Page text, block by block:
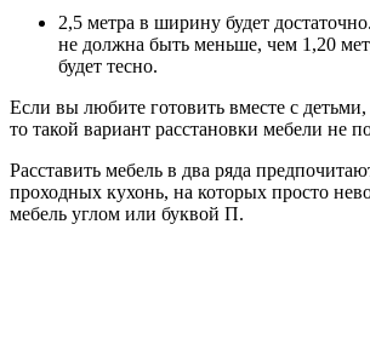
2,5 метра в ширину будет
не должна быть меньше, чем 1,20
будет тесно.
Если вы любите готовить вместе с
то такой вариант расстановки мебели не
Расставить мебель в два ряда
проходных кухонь, на которых просто
мебель углом или буквой П.